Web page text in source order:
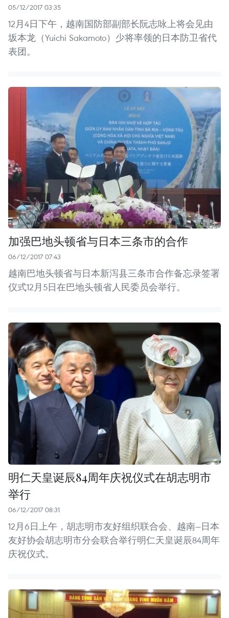
05/12/2017 03:35
12月4日下午，越南国防部副部长阮志咏上将会见由
坂本龙（Yuichi Sakamoto）少将率领的日本防卫省代
表团。
加强巴地头顿省与日本三条市的合作
06/12/2017 07:43
越南巴地头顿省与日本新泻县三条市合作备忘录签署
仪式12月5日在巴地头顿省人民委员会举行。
明仁天皇诞辰84周年庆祝仪式在胡志明市
举行
06/12/2017 08:31
12月6日上午，胡志明市友好组织联合会、越南—日本
友好协会胡志明市分会联合举行明仁天皇诞辰84周年
庆祝仪式。